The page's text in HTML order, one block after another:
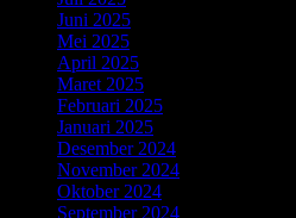
Juni 2025
Mei 2025
April 2025
Maret 2025
Februari 2025
Januari 2025
Desember 2024
November 2024
Oktober 2024
September 2024